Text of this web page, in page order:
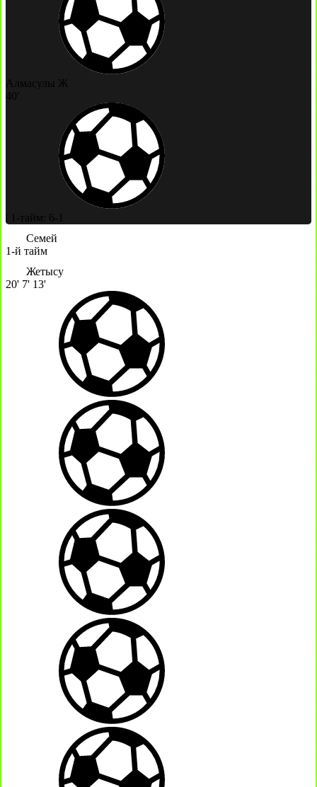
Алмасулы Ж
40'
1-тайм: 6-1
Семей
1-й тайм
Жетысу
20' 7' 13'